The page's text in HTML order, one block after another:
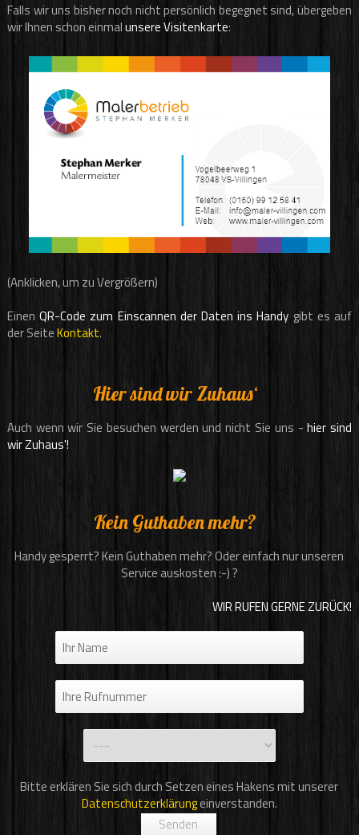
Falls wir uns bisher noch nicht persönlich begegnet sind, übergeben
wir Ihnen schon einmalunsere Visitenkarte:
(Anklicken, um zu Vergrößern)
EinenQR-Code zum Einscannen der Daten ins Handy gibt es auf
der SeiteKontakt.
Hier sind wir Zuhaus‘
Auch wenn wir Sie besuchen werden und nicht Sie uns -hier sind
wir Zuhaus'!
Kein Guthaben mehr?
Handy gesperrt? Kein Guthaben mehr? Oder einfach nur unseren
Service auskosten :-) ?
WIR RUFEN GERNE ZURÜCK!
Bitte erklären Sie sich durch Setzen eines Hakens mit unserer
Datenschutzerklärungeinverstanden.